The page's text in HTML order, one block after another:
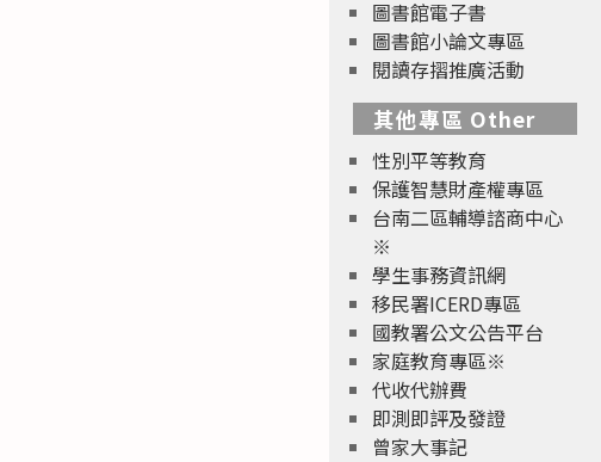
圖書館電子書
圖書館小論文專區
閱讀存摺推廣活動
其他專區 Other
性別平等教育
保護智慧財產權專區
台南二區輔導諮商中心
※
學生事務資訊網
移民署ICERD專區
國教署公文公告平台
家庭教育專區※
代收代辦費
即測即評及發證
曾家大事記